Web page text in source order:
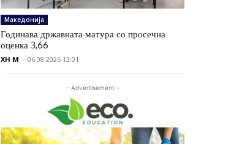
Македонија
Годинава државната матура со просечна
оценка 3,66
XH M - 06.08.2026 13:01
- Advertisement -